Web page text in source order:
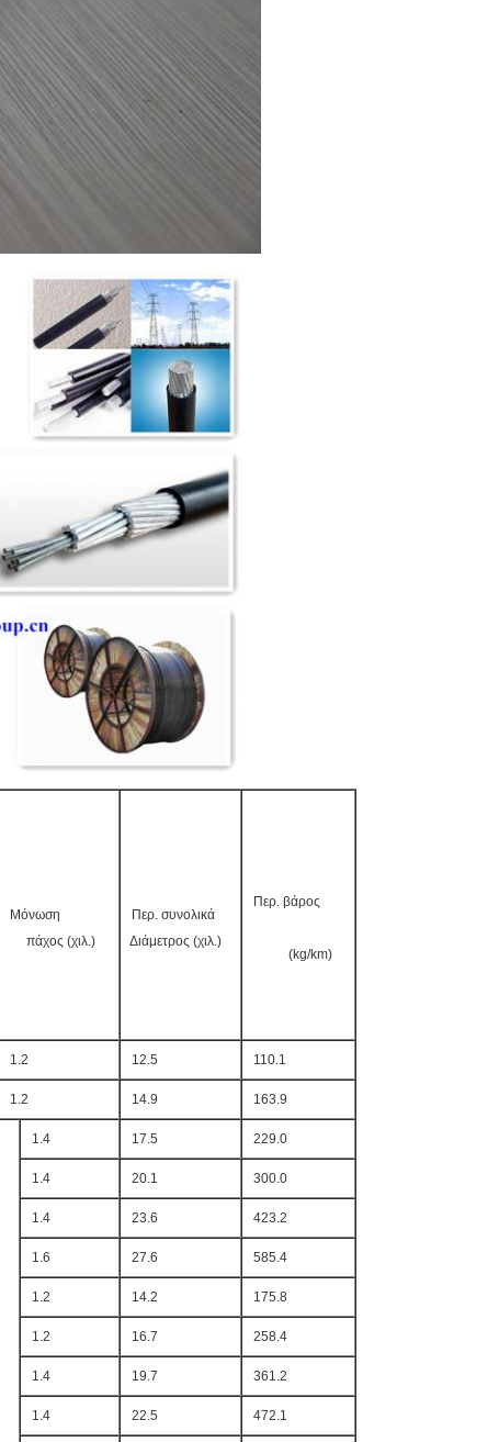
Μόνωση
πάχος (χιλ.)
Περ. συνολικά
Διάμετρος (χιλ.)
Περ. βάρος
(kg/km)
1.2 12.5 110.1
1.2 14.9 163.9
1.4 17.5 229.0
1.4 20.1 300.0
1.4 23.6 423.2
1.6 27.6 585.4
1.2 14.2 175.8
1.2 16.7 258.4
1.4 19.7 361.2
1.4 22.5 472.1